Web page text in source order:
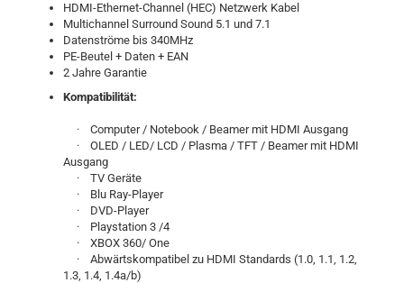
HDMI-Ethernet-Channel (HEC) Netzwerk Kabel
Multichannel Surround Sound 5.1 und 7.1
Datenströme bis 340MHz
PE-Beutel + Daten + EAN
2 Jahre Garantie
Kompatibilität:
· Computer / Notebook / Beamer mit HDMI Ausgang
· OLED / LED/ LCD / Plasma / TFT / Beamer mit HDMI
Ausgang
· TV Geräte
· Blu Ray-Player
· DVD-Player
· Playstation 3 /4
· XBOX 360/ One
· Abwärtskompatibel zu HDMI Standards (1.0, 1.1, 1.2,
1.3, 1.4, 1.4a/b)